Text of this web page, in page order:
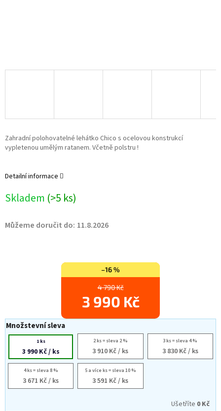
4 790 Kč
–16 %
3 990 Kč
Skladem (>5 ks)
Můžeme doručit do: 11.8.2026
Množstevní sleva
1 ks
3 990 Kč/ ks
2 ks = sleva 2 %
3 910 Kč/ ks
3 ks = sleva 4 %
3 830 Kč/ ks
4 ks = sleva 8 %
3 671 Kč/ ks
5 a více ks = sleva 10 %
3 591 Kč/ ks
Ušetříte 0 Kč
Zahradní polohovatelné lehátko Chico s ocelovou konstrukcí
vypletenou umělým ratanem. Včetně polstru !
Detailní informace